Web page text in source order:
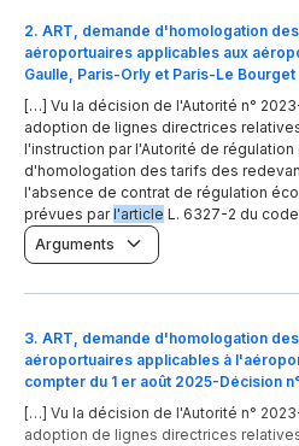
2. ART, demande d'homologation
aéroportuaires applicables aux
Gaulle, Paris-Orly et Paris-Le
[…] Vu la décision de l'Autorité n°
adoption de lignes directrices
l'instruction par l'Autorité de
d'homologation des tarifs des
l'absence de contrat de régulation
prévues parl'article L. 6327-2 du
Arguments
3. ART, demande d'homologation
aéroportuaires applicables à
compter du 1 er août 2025-Décision
[…] Vu la décision de l'Autorité n°
adoption de lignes directrices